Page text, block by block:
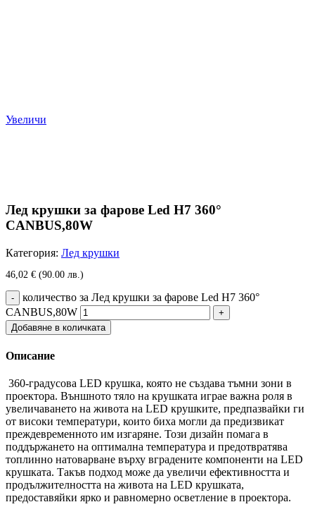
Увеличи
Лед крушки за фарове Led H7 360°
CANBUS,80W
Категория: Лед крушки
46,02 € (90.00 лв.)
количество за Лед крушки за фарове Led H7 360°
CANBUS,80W
Добавяне в количката
Описание
360-градусова LED крушка, която не създава тъмни зони в
проектора. Външното тяло на крушката играе важна роля в
увеличаването на живота на LED крушките, предпазвайки ги
от високи температури, които биха могли да предизвикат
преждевременното им изгаряне. Този дизайн помага в
поддържането на оптимална температура и предотвратява
топлинно натоварване върху вградените компоненти на LED
крушката. Такъв подход може да увеличи ефективността и
продължителността на живота на LED крушката,
предоставяйки ярко и равномерно осветление в проектора.